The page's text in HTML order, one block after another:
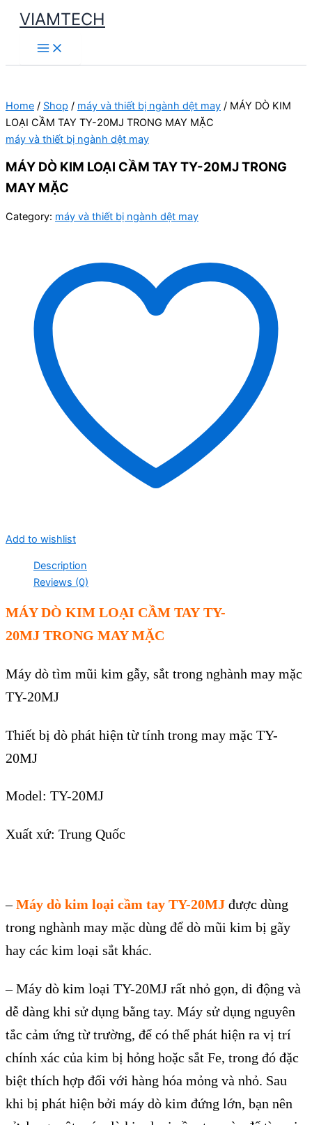
Skip
content
VIAMTECH
Main
Menu
Home / Shop / máy và thiết bị ngành dệt may / MÁY DÒ KIM
LOẠI CẦM TAY TY-20MJ TRONG MAY MẶC
máy và thiết bị ngành dệt may
MÁY DÒ KIM LOẠI CẦM TAY TY-20MJ TRONG
MAY MẶC
Category: máy và thiết bị ngành dệt may
Add to wishlist
Description
Reviews (0)
MÁY DÒ KIM LOẠI CẦM TAY TY-
20MJ TRONG MAY MẶC
Máy dò tìm mũi kim gẫy, sắt trong nghành may mặc
TY-20MJ
Thiết bị dò phát hiện từ tính trong may mặc TY-
20MJ
Model: TY-20MJ
Xuất xứ: Trung Quốc
–Máy dò kim loại cầm tay TY-20MJ được dùng
trong nghành may mặc dùng để dò mũi kim bị gãy
hay các kim loại sắt khác.
– Máy dò kim loại TY-20MJ rất nhỏ gọn, di động và
dễ dàng khi sử dụng bằng tay. Máy sử dụng nguyên
tắc cảm ứng từ trường, để có thể phát hiện ra vị trí
chính xác của kim bị hỏng hoặc sắt Fe, trong đó đặc
biệt thích hợp đối với hàng hóa mỏng và nhỏ. Sau
khi bị phát hiện bởi máy dò kim đứng lớn, bạn nên